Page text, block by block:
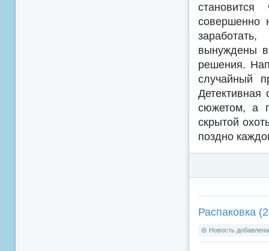
совершенно
вынуждены
решения.
случайный
Детективная
сюжетом, а
скрытой
поздно
Распаковка
Новость